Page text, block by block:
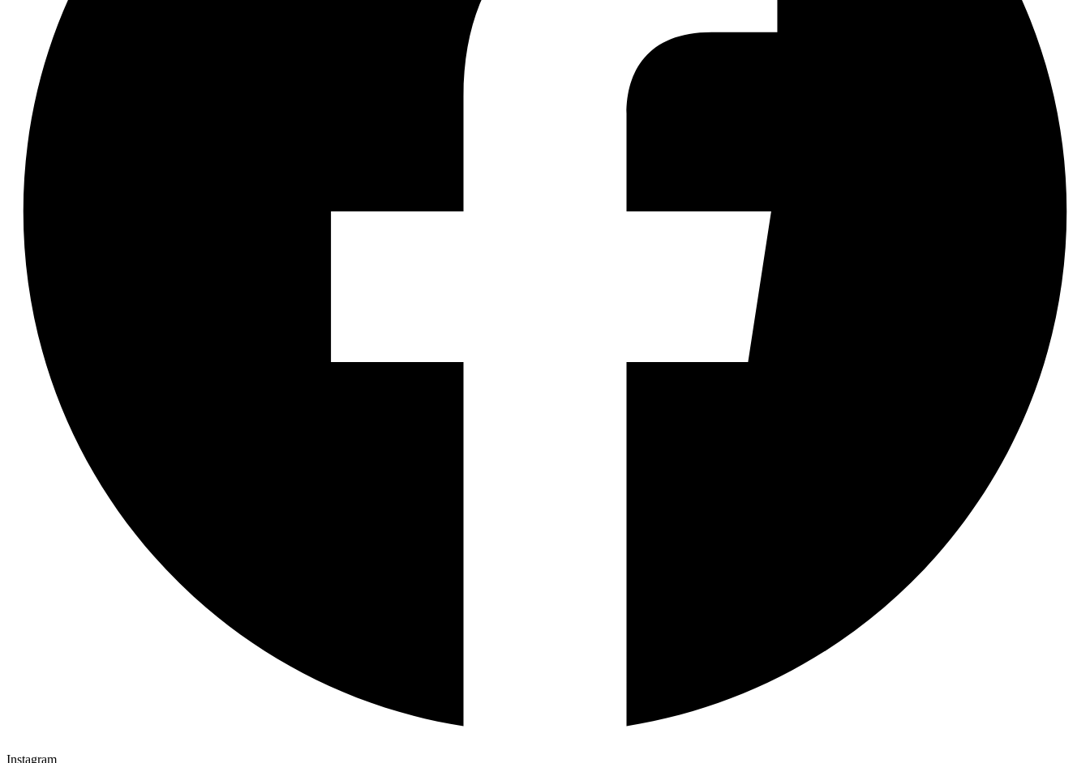
Instagram